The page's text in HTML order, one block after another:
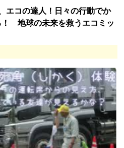
コの達人！日々の行動でか
！ 地球の未来を救うエコミッ